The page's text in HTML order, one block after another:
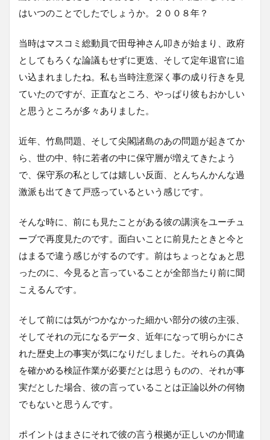
はいつのことでしたでしょうか。２００８年？
当時はマスコミ総動員で田母神さん叩きが始まり、政府
としてもろくな論議もせずに更迭、そして定年退官に追
い込まれましたね。私も当時注意深く事の成り行きを見
ていたのですが、正直なところ、やっぱり彼もおかしい
と思うところが多々ありました。
近年、竹島問題、そして尖閣諸島のあの問題が起きてか
ら、世の中、特に若者の中に保守層が増えてきたよう
で、保守系の私としては嬉しい反面、とんちんかんな過
激派も出てきて戸惑っているという感じです。
そんな時に、前にも見たことがある彼の講演をユーチュ
ーブで再度見たのです。面白いことに前見たときと今と
はまるで違う感じがするのです。前はちょっとなぁと思
ったのに、今見ると言っていることが全部当たり前に聞
こえるんです。
そして前には気がつかなかった細かい部分の彼の主張、
そしてそれの元になるデータ、近年になって明らかにさ
れた歴史上の事実が気になりだしました。それらの真偽
を確かめる検証作業が必要だとは思うものの、それが事
実だとした場合、彼の言っていることは正論以外の何物
でもないと思うんです。
ポイントはまさにそれで彼の言う根拠が正しいのか間違